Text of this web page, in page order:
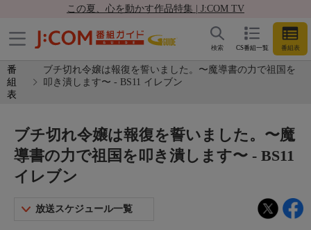
この夏、心を動かす作品特集 | J:COM TV
CS番組一覧 番組表
検索
番
組
表
ブチ切れ令嬢は報復を誓いました。〜魔導書の力で祖国を
叩き潰します〜 - BS11 イレブン
ブチ切れ令嬢は報復を誓いました。〜魔
導書の力で祖国を叩き潰します〜 - BS11
イレブン
放送スケジュール一覧